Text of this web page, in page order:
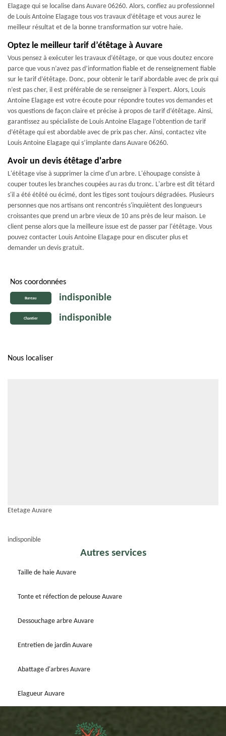
Elagage qui se localise dans Auvare 06260. Alors, confiez au professionnel
de Louis Antoine Elagage tous vos travaux d’étêtage et vous aurez le
meilleur résultat et de la bonne transformation sur votre haie.
Optez le meilleur tarif d’étêtage à Auvare
Vous pensez à exécuter les travaux d’étêtage, or que vous doutez encore
parce que vous n’avez pas d’information fiable et de renseignement fiable
sur le tarif d’étêtage. Donc, pour obtenir le tarif abordable avec de prix qui
n’est pas cher, il est préférable de se renseigner à l’expert. Alors, Louis
Antoine Elagage est votre écoute pour répondre toutes vos demandes et
vos questions de façon claire et précise à propos de tarif d’étêtage. Ainsi,
garantissez au spécialiste de Louis Antoine Elagage l’obtention de tarif
d’étêtage qui est abordable avec de prix pas cher. Ainsi, contactez vite
Louis Antoine Elagage qui s’implante dans Auvare 06260.
Avoir un devis étêtage d'arbre
L'étêtage vise à supprimer la cime d'un arbre. L'éhoupage consiste à
couper toutes les branches coupées au ras du tronc. L'arbre est dit tétard
s'il a été étêté ou écimé, dont les tiges sont toujours dégradées. Plusieurs
personnes que nos artisans ont rencontrés s'inquiètent des longueurs
croissantes que prend un arbre vieux de 10 ans près de leur maison. Le
client pense alors que la meilleure issue est de passer par l'étêtage. Vous
pouvez contacter Louis Antoine Elagage pour en discuter plus et
demander un devis gratuit.
Nos coordonnées
Bureau indisponible
Chantier indisponible
Nous localiser
Etetage Auvare
indisponible
Autres services
Taille de haie Auvare
Tonte et réfection de pelouse Auvare
Dessouchage arbre Auvare
Entretien de jardin Auvare
Abattage d'arbres Auvare
Elagueur Auvare